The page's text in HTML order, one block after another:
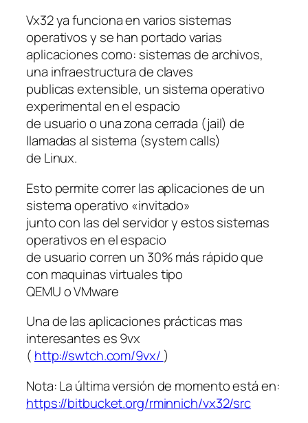
Vx32 ya funciona en varios sistemas
operativos y se han portado varias
aplicaciones como: sistemas de archivos,
una infraestructura de claves
publicas extensible, un sistema operativo
experimental en el espacio
de usuario o una zona cerrada (jail) de
llamadas al sistema (system calls)
de Linux.
Esto permite correr las aplicaciones de un
sistema operativo «invitado»
junto con las del servidor y estos sistemas
operativos en el espacio
de usuario corren un 30% más rápido que
con maquinas virtuales tipo
QEMU o VMware
Una de las aplicaciones prácticas mas
interesantes es 9vx
( http://swtch.com/9vx/ )
Nota: La última versión de momento está en:
https://bitbucket.org/rminnich/vx32/src